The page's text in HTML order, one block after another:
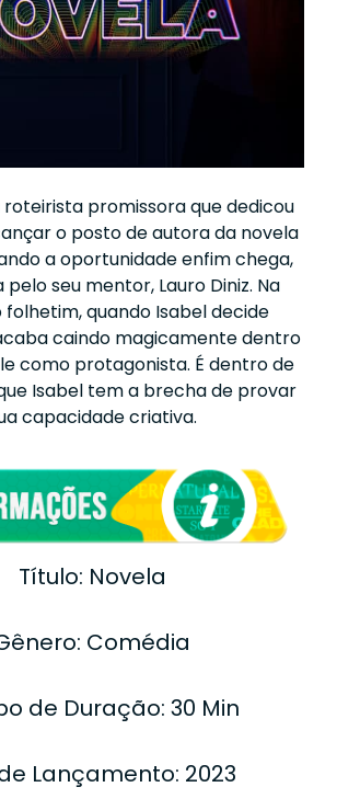
roteirista promissora que dedicou
o posto de autora da novela
a oportunidade enfim chega,
seu mentor, Lauro Diniz. Na
quando Isabel decide
caindo magicamente dentro
como protagonista. É dentro de
Isabel tem a brecha de provar
capacidade criativa.
Título: Novela
Comédia
de Duração: 30 Min
Lançamento: 2023